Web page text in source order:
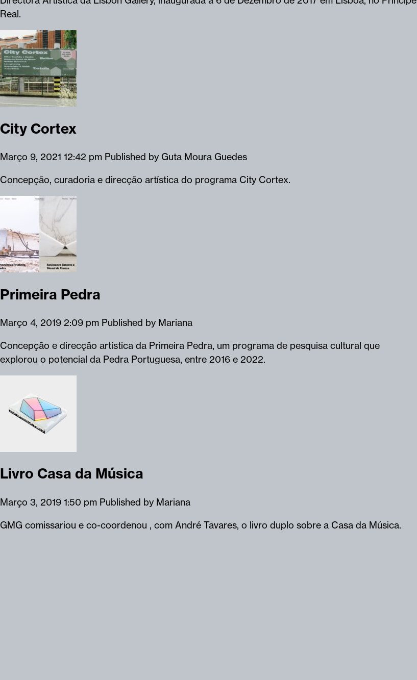
Real.
City Cortex
Março 9, 2021 12:42 pm Published by Guta Moura Guedes
Concepção, curadoria e direcção artística do programa City Cortex.
Primeira Pedra
Março 4, 2019 2:09 pm Published by Mariana
Concepção e direcção artística da Primeira Pedra, um programa de pesquisa cultural que
explorou o potencial da Pedra Portuguesa, entre 2016 e 2022.
Livro Casa da Música
Março 3, 2019 1:50 pm Published by Mariana
GMG comissariou e co-coordenou , com André Tavares, o livro duplo sobre a Casa da Música.